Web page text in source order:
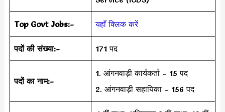
Top Govt Jobs:- यहाँ क्लिक करें
पदों की संख्या:- 171 पद
पदों का नाम:-
1. आंगनवाड़ी कार्यकर्ता – 15 पद
2. आंगनवाड़ी सहायिका – 156 पद